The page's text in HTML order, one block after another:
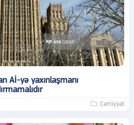
Aİ-yə yaxınlaşmanı
Cəmiyyət